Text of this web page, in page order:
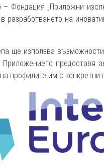
– Фондация „Приложни
разработването на
ще използва
профилите им с конкретни